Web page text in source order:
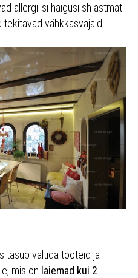
allergilisi haigusi sh astmat.
vähkkasvajaid.
tasub vältida tooteid ja
mis on laiemad kui 2